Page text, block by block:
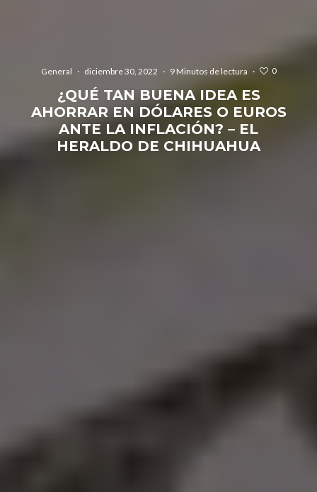
General · diciembre 30, 2022 · 9 Minutos de lectura · 0
¿QUÉ TAN BUENA IDEA ES
AHORRAR EN DÓLARES O EUROS
ANTE LA INFLACIÓN? – EL
HERALDO DE CHIHUAHUA